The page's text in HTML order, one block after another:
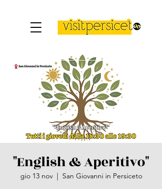
"English & Aperitivo"
gio 13 nov
  |
San Giovanni in Persiceto